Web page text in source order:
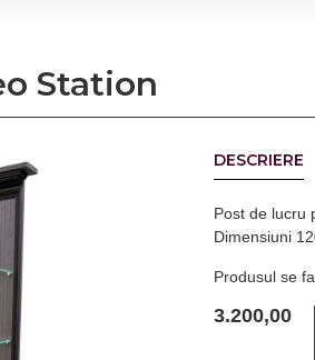
Station
DESCRIERE
Post de lucru
Dimensiuni
Produsul se
3.200,00